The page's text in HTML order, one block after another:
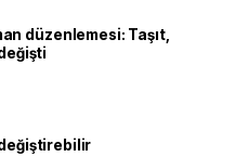
düzenlemesi: Taşıt,